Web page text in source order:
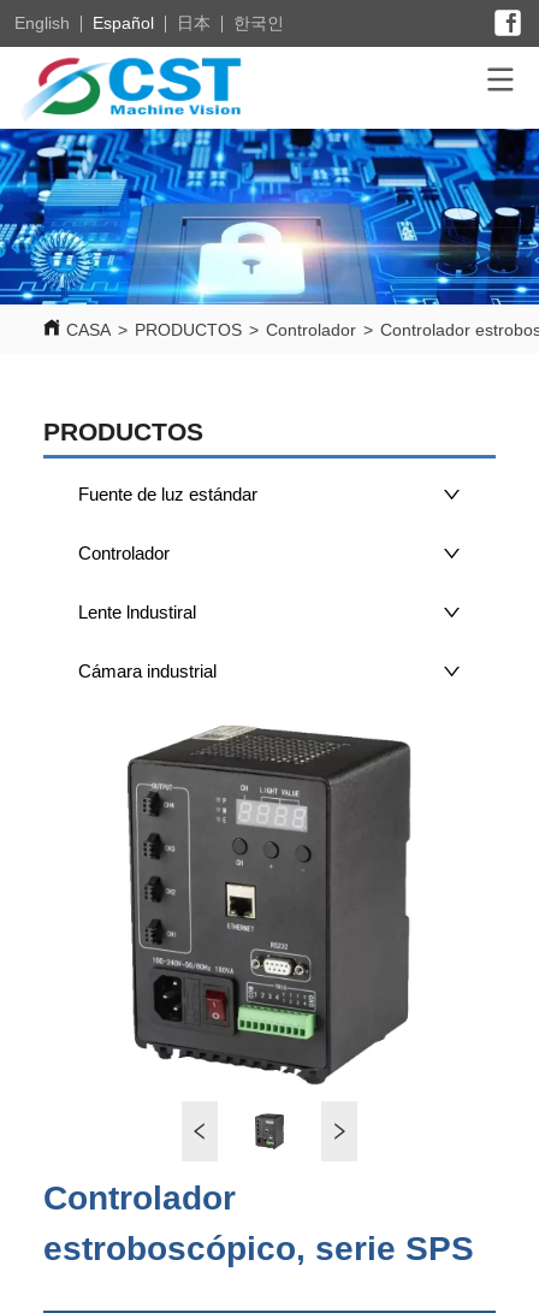
English Español 日本 한국인
CASA > PRODUCTOS > Controlador > Controlador
PRODUCTOS
Fuente de luz estándar
Controlador
Lente lndustiral
Cámara industrial
Controlador
estroboscópico, serie SPS